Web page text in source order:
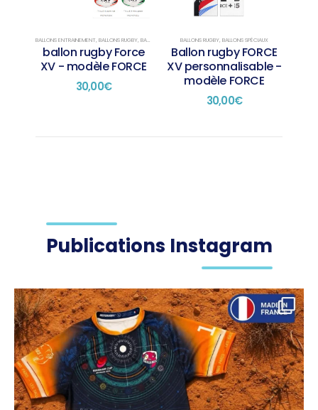
BALLONS ENTRAINEMENT, BALLONS RUGBY, BALLONS TAILLE 3 ,BALLONS TAILLE 4,BALLONS TAILLE 5
ballon rugby Force
XV - modèle FORCE
30,00€
BALLONS RUGBY, BALLONS SPÉCIAUX
Ballon rugby FORCE
XV personnalisable -
modèle FORCE
30,00€
Publications Instagram